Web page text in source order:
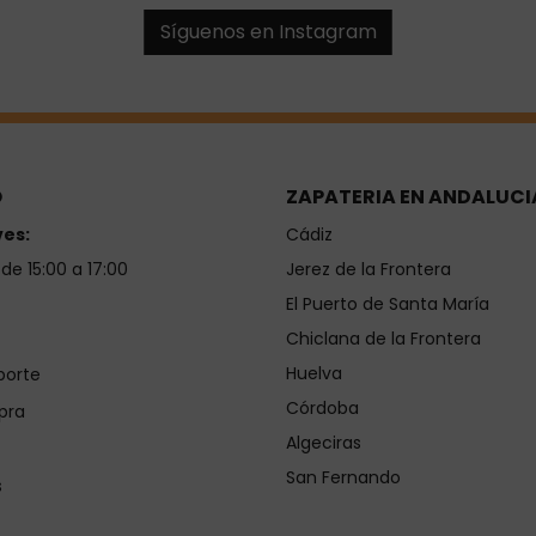
Síguenos en Instagram
15:00 a 17:00
ZAPATERIA EN
Cádiz
Jerez de la Frontera
El Puerto de Santa María
Chiclana de la Frontera
Huelva
Córdoba
Algeciras
San Fernando